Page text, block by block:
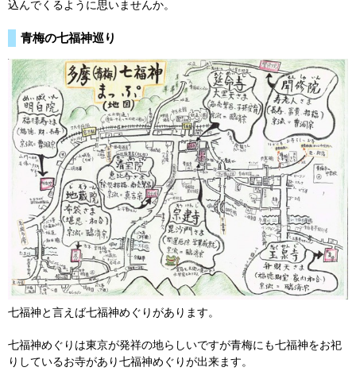
込んでくるように思いませんか。
青梅の七福神巡り
七福神と言えば七福神めぐりがあります。
七福神めぐりは東京が発祥の地らしいですが青梅にも七福神をお祀
りしているお寺があり七福神めぐりが出来ます。